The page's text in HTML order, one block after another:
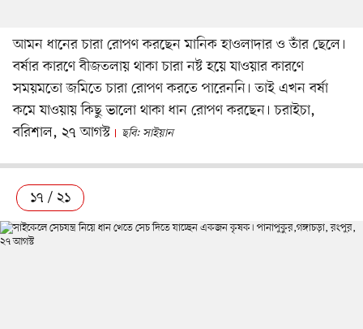
আমন ধানের চারা রোপণ করছেন মানিক হাওলাদার ও তাঁর ছেলে।
বর্ষার কারণে বীজতলায় থাকা চারা নষ্ট হয়ে যাওয়ার কারণে
সময়মতো জমিতে চারা রোপণ করতে পারেননি। তাই এখন বর্ষা
কমে যাওয়ায় কিছু ভালো থাকা ধান রোপণ করছেন। চরাইচা,
বরিশাল, ২৭ আগস্ট
ছবি: সাইয়ান
১৭ / ২১